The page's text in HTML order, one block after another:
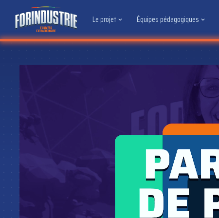
Le projet Équipes pédagogiques